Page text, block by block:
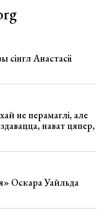
Анастасіі
не перамаглі, але
нават цяпер,
Оскара Уайльда